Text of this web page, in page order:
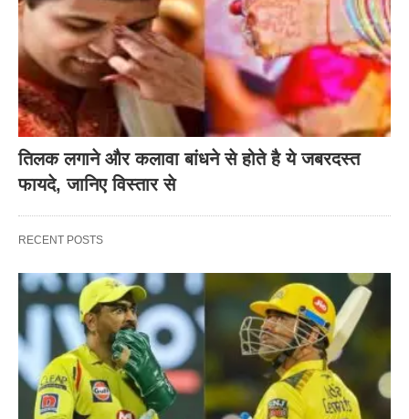
तिलक लगाने और कलावा बांधने से होते है ये जबरदस्त
फायदे, जानिए विस्तार से
RECENT POSTS